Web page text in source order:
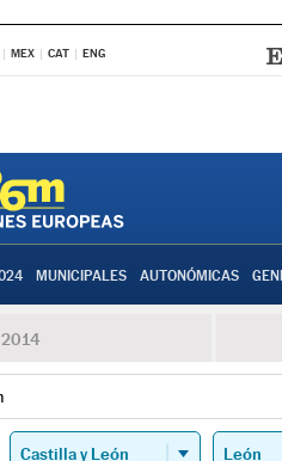
MEX CAT ENG
MUNICIPALES AUTONÓMICAS
2014